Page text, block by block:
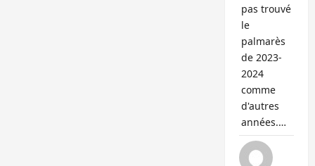
pas trouvé
le
palmarès
de 2023-
2024
comme
d'autres
années.…